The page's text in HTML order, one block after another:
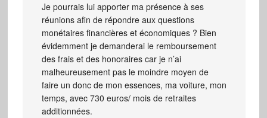
Je pourrais lui apporter ma présence à ses
réunions afin de répondre aux questions
monétaires financières et économiques ? Bien
évidemment je demanderai le remboursement
des frais et des honoraires car je n’ai
malheureusement pas le moindre moyen de
faire un donc de mon essences, ma voiture, mon
temps, avec 730 euros/ mois de retraites
additionnées.